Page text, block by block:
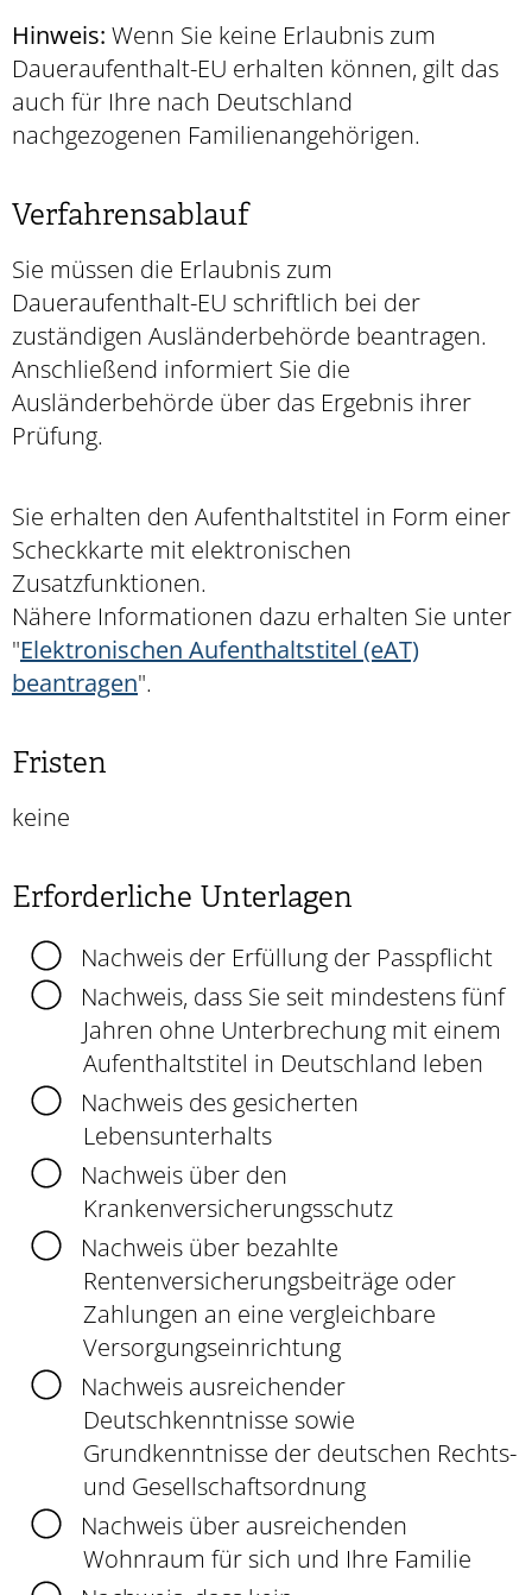
Hinweis: Wenn Sie keine Erlaubnis zum
Daueraufenthalt-EU erhalten können, gilt das
auch für Ihre nach Deutschland
nachgezogenen Familienangehörigen.
Verfahrensablauf
Sie müssen die Erlaubnis zum
Daueraufenthalt-EU schriftlich bei der
zuständigen Ausländerbehörde beantragen.
Anschließend informiert Sie die
Ausländerbehörde über das Ergebnis ihrer
Prüfung.
Sie erhalten den Aufenthaltstitel in Form einer
Scheckkarte mit elektronischen
Zusatzfunktionen.
Nähere Informationen dazu erhalten Sie unter
"Elektronischen Aufenthaltstitel (eAT)
beantragen".
Fristen
keine
Erforderliche Unterlagen
Nachweis der Erfüllung der Passpflicht
Nachweis, dass Sie seit mindestens fünf
Jahren ohne Unterbrechung mit einem
Aufenthaltstitel in Deutschland leben
Nachweis des gesicherten
Lebensunterhalts
Nachweis über den
Krankenversicherungsschutz
Nachweis über bezahlte
Rentenversicherungsbeiträge oder
Zahlungen an eine vergleichbare
Versorgungseinrichtung
Nachweis ausreichender
Deutschkenntnisse sowie
Grundkenntnisse der deutschen Rechts-
und Gesellschaftsordnung
Nachweis über ausreichenden
Wohnraum für sich und Ihre Familie